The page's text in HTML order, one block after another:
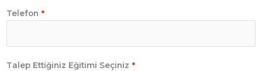
Telefon *
Talep Ettiğiniz Eğitimi Seçiniz *